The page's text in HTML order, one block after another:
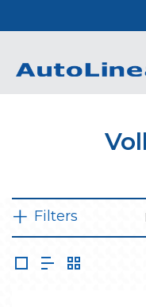
Filters